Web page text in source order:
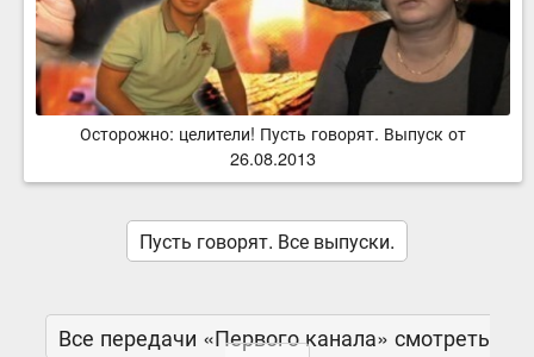
Осторожно: целители! Пусть говорят. Выпуск от
26.08.2013
Пусть говорят. Все выпуски.
Все передачи «Первого канала» смотреть